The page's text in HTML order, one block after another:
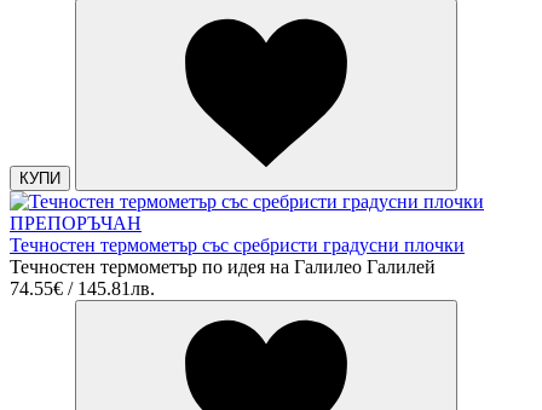
КУПИ
ПРЕПОРЪЧАН
Течностен термометър със сребристи градусни плочки
Течностен термометър по идея на Галилео Галилей
74.55€ / 145.81лв.